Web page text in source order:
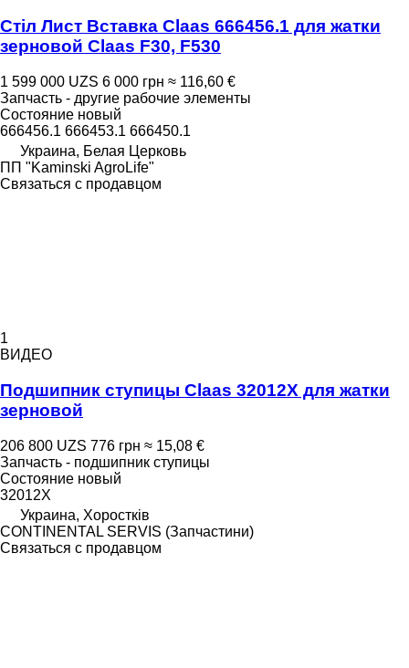
Стіл Лист Вставка Claas 666456.1 для жатки
зерновой Claas F30, F530
1 599 000 UZS 6 000 грн ≈ 116,60 €
Запчасть - другие рабочие элементы
Состояние новый
666456.1 666453.1 666450.1
Украина, Белая Церковь
ПП "Kaminski AgroLife"
Связаться с продавцом
1
ВИДЕО
Подшипник ступицы Claas 32012X для жатки
зерновой
206 800 UZS 776 грн ≈ 15,08 €
Запчасть - подшипник ступицы
Состояние новый
32012X
Украина, Хоростків
CONTINENTAL SERVIS (Запчастини)
Связаться с продавцом